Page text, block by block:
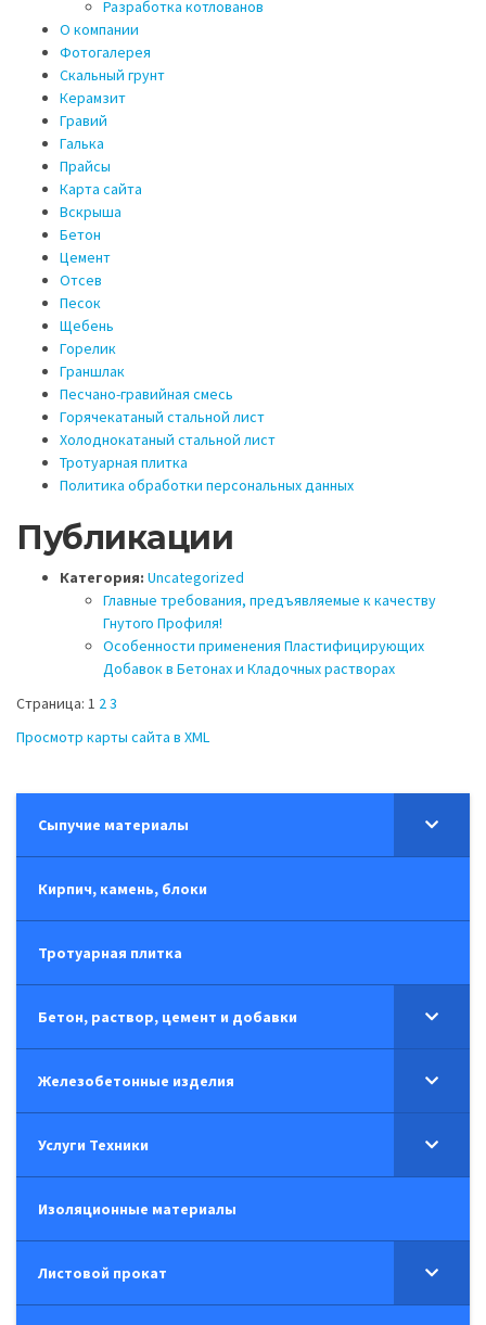
Разработка котлованов
О компании
Фотогалерея
Скальный грунт
Керамзит
Гравий
Галька
Прайсы
Карта сайта
Вскрыша
Бетон
Цемент
Отсев
Песок
Щебень
Горелик
Граншлак
Песчано-гравийная смесь
Горячекатаный стальной лист
Холоднокатаный стальной лист
Тротуарная плитка
Политика обработки персональных данных
Публикации
Категория: Uncategorized
Главные требования, предъявляемые к качеству
Гнутого Профиля!
Особенности применения Пластифицирующих
Добавок в Бетонах и Кладочных растворах
Страница: 1 23
Просмотр карты сайта в XML
Сыпучие материалы
Кирпич, камень, блоки
Тротуарная плитка
Бетон, раствор, цемент и добавки
Железобетонные изделия
Услуги Техники
Изоляционные материалы
Листовой прокат